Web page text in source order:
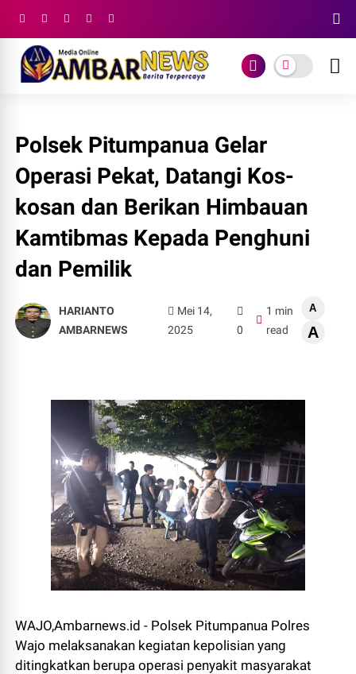
Polsek Pitumpanua Gelar
Operasi Pekat, Datangi Kos-
kosan dan Berikan Himbauan
Kamtibmas Kepada Penghuni
dan Pemilik
HARIANTO
AMBARNEWS
Mei 14,
2025
0
1 min
read
A
A
WAJO,Ambarnews.id - Polsek Pitumpanua Polres
Wajo melaksanakan kegiatan kepolisian yang
ditingkatkan berupa operasi penyakit masyarakat